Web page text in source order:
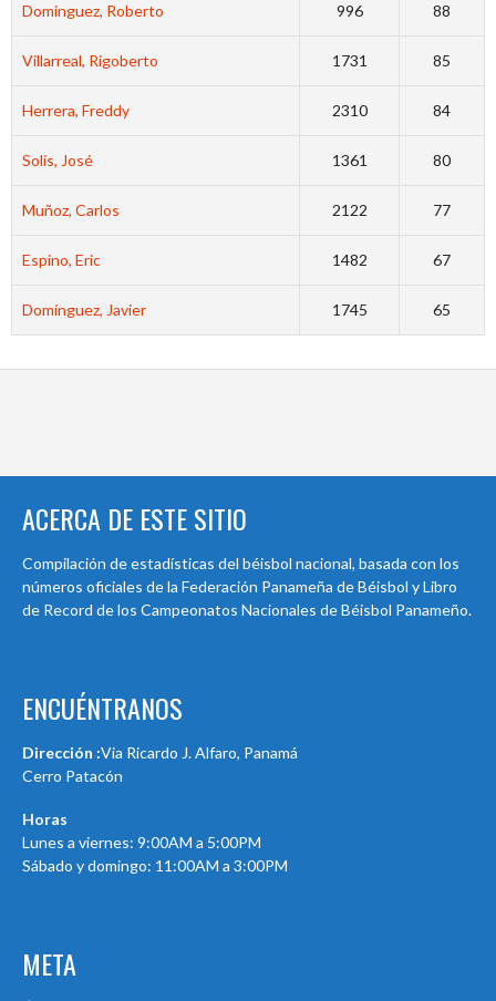
Dominguez, Roberto 996 88
Villarreal, Rigoberto 1731 85
Herrera, Freddy 2310 84
Solís, José 1361 80
Muñoz, Carlos 2122 77
Espino, Eric 1482 67
Domínguez, Javier 1745 65
ACERCA DE ESTE SITIO
Compilación de estadísticas del béisbol nacional, basada con los
números oficiales de la Federación Panameña de Béisbol y Libro
de Record de los Campeonatos Nacionales de Béisbol Panameño.
ENCUÉNTRANOS
Dirección :Via Ricardo J. Alfaro, Panamá
Cerro Patacón
Horas
Lunes a viernes: 9:00AM a 5:00PM
Sábado y domingo: 11:00AM a 3:00PM
META